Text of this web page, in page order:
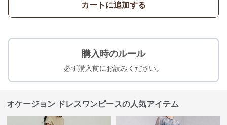
カートに追加する
購入時のルール
必ず購入前にお読みください。
オケージョン ドレスワンピースの人気アイテム